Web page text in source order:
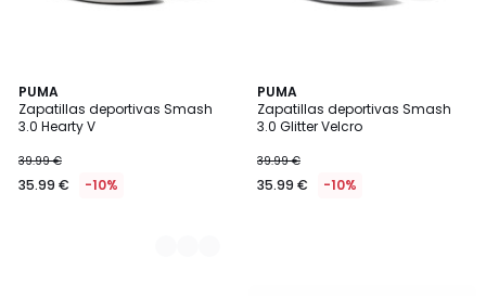
PUMA
Zapatillas deportivas Smash
3.0 Hearty V
39.99 €
35.99 € -10%
2
Colores
PUMA
Zapatillas deportivas Smash
3.0 Glitter Velcro
39.99 €
35.99 € -10%